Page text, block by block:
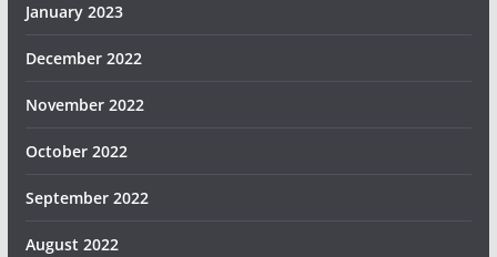
January 2023
December 2022
November 2022
October 2022
September 2022
August 2022